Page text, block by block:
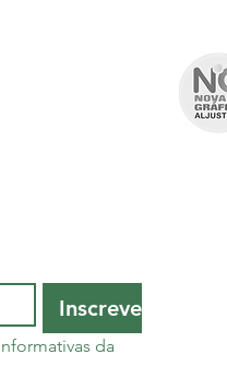
Inscrever
da